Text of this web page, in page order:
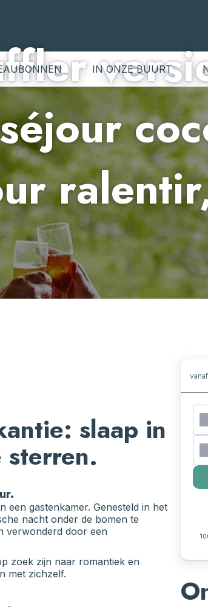
IN ONZE BUURT
vanaf
slaap in
een gastenkamer. Genesteld in het
nacht onder de bomen te
verwonderd door een
zoek zijn naar romantiek en
met zichzelf.